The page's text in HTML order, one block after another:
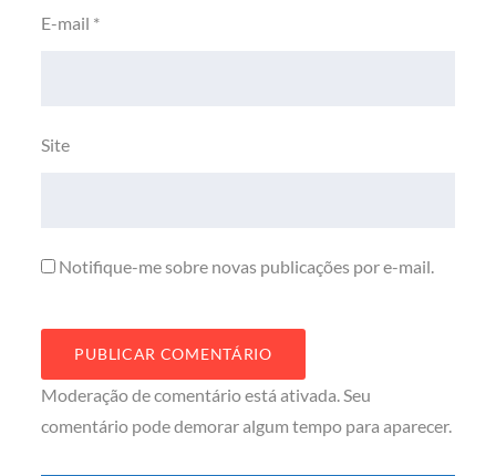
E-mail *
Site
Notifique-me sobre novas publicações por e-mail.
Moderação de comentário está ativada. Seu
comentário pode demorar algum tempo para aparecer.